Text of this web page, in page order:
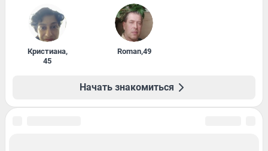
Кристиана,
45
Roman,49
Начать знакомиться